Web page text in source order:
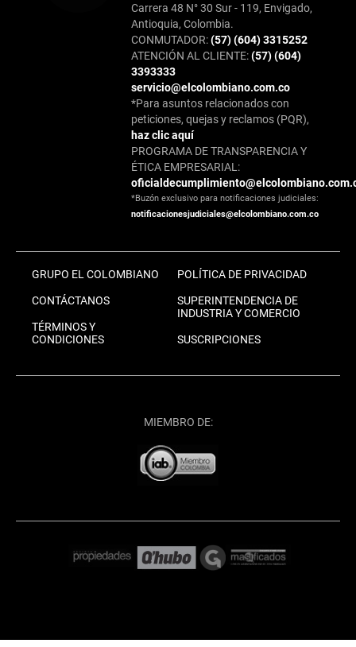
Carrera 48 N° 30 Sur - 119, Envigado,
Antioquia, Colombia.
CONMUTADOR:(57) (604) 3315252
ATENCIÓN AL CLIENTE:(57) (604)
3393333
servicio@elcolombiano.com.co
*Para asuntos relacionados con
peticiones, quejas y reclamos (PQR),
haz clic aquí
PROGRAMA DE TRANSPARENCIA Y
ÉTICA EMPRESARIAL:
*Buzón exclusivo para notificaciones judiciales:
notificacionesjudiciales@elcolombiano.com.co
GRUPO EL COLOMBIANO
CONTÁCTANOS
TÉRMINOS Y
CONDICIONES
POLÍTICA DE PRIVACIDAD
SUPERINTENDENCIA DE
INDUSTRIA Y COMERCIO
SUSCRIPCIONES
MIEMBRO DE: